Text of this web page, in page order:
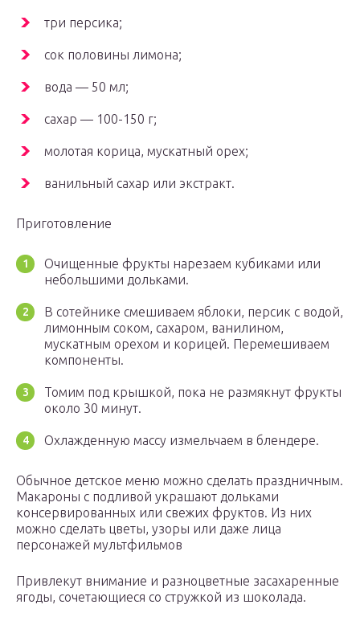
три персика;
сок половины лимона;
вода — 50 мл;
сахар — 100-150 г;
молотая корица, мускатный орех;
ванильный сахар или экстракт.
Приготовление
Очищенные фрукты нарезаем кубиками или
небольшими дольками.
В сотейнике смешиваем яблоки, персик с водой,
лимонным соком, сахаром, ванилином,
мускатным орехом и корицей. Перемешиваем
компоненты.
Томим под крышкой, пока не размякнут фрукты
около 30 минут.
Охлажденную массу измельчаем в блендере.
Обычное детское меню можно сделать праздничным.
Макароны с подливой украшают дольками
консервированных или свежих фруктов. Из них
можно сделать цветы, узоры или даже лица
персонажей мультфильмов
Привлекут внимание и разноцветные засахаренные
ягоды, сочетающиеся со стружкой из шоколада.